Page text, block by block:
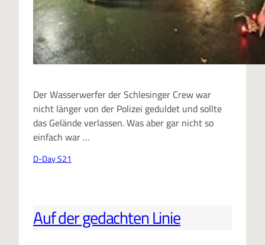
Der Wasserwerfer der Schlesinger Crew war
nicht länger von der Polizei geduldet und sollte
das Gelände verlassen. Was aber gar nicht so
einfach war …
D-Day S21
Auf der gedachten Linie